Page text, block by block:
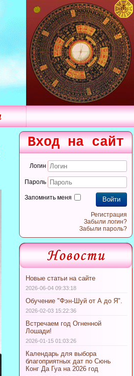
Вход на сайт
Логин
Пароль
Запомнить меня Войти
Регистрация
Забыли логин?
Забыли пароль?
Новые статьи на сайте
2026-06-04 09:33:18
Обучение "Фэн-Шуй от А до Я".
2026-02-03 15:22:36
Встречаем год Огненной
Лошади!
2026-01-15 01:03:26
Календарь для выбора
благоприятных дат по Сюнь
Конг Да Гуа на 2026 год